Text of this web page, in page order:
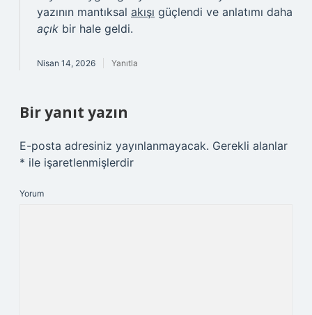
yazının mantıksal akışı güçlendi ve anlatımı daha
açık bir hale geldi.
Nisan 14, 2026 Yanıtla
Bir yanıt yazın
E-posta adresiniz yayınlanmayacak. Gerekli alanlar
* ile işaretlenmişlerdir
Yorum